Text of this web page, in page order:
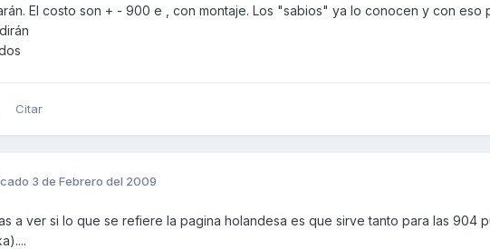
El costo son + - 900 e , con montaje. Los "sabios" ya lo conocen y con eso
Citar
3 de Febrero del 2009
a ver si lo que se refiere la pagina holandesa es que sirve tanto para las 904